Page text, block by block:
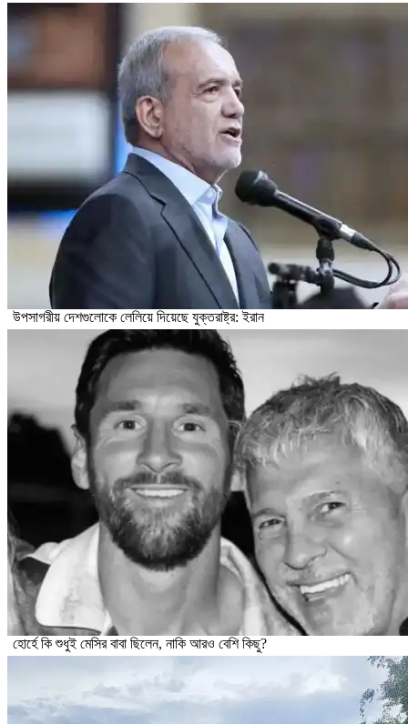
উপসাগরীয় দেশগুলোকে লেলিয়ে দিয়েছে যুক্তরাষ্ট্র: ইরান
হোর্হে কি শুধুই মেসির বাবা ছিলেন, নাকি আরও বেশি কিছু?